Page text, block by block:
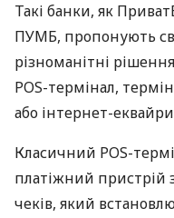
Такі банки, як
ПУМБ, пропонують
різноманітні
POS-термінал,
або інтернет-
Класичний POS-
платіжний
чеків, який